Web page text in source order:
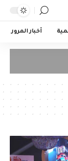
أخبار المرور